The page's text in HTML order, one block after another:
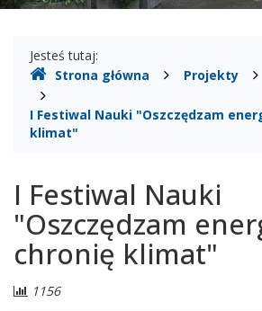
Gdzie
jesteśmy
Jesteś tutaj:
Strona główna
Projekty
I Festiwal Nauki "Oszczędzam
klimat"
I Festiwal Nauki
"Oszczędzam
chronię klimat"
Liczba
1156